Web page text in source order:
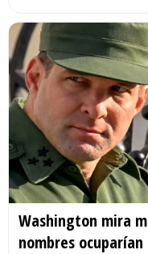
Washington mira
nombres